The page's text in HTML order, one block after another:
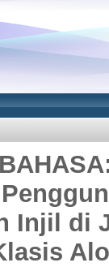
Injil di